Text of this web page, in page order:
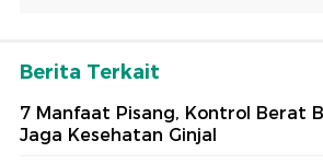
Berita Terkait
7 Manfaat Pisang, Kontrol Berat
Jaga Kesehatan Ginjal